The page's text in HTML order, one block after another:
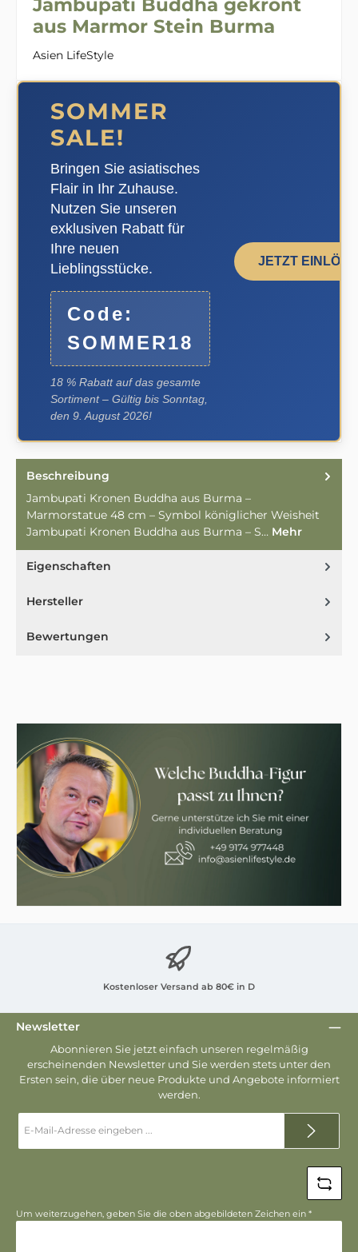
Jambupati Buddha gekrönt
aus Marmor Stein Burma
Asien LifeStyle
SOMMER
SALE!
Bringen Sie asiatisches
Flair in Ihr Zuhause.
Nutzen Sie unseren
exklusiven Rabatt für
Ihre neuen
Lieblingsstücke.
Code:
SOMMER18
18 % Rabatt auf das gesamte
Sortiment – Gültig bis Sonntag,
den 9. August 2026!
JETZT
Beschreibung
Jambupati Kronen Buddha aus Burma –
Marmorstatue 48 cm – Symbol königlicher Weisheit
Jambupati Kronen Buddha aus Burma – S… Mehr
Eigenschaften
Hersteller
Bewertungen
Kostenloser Versand ab 80€ in D
Newsletter
Abonnieren Sie jetzt einfach unseren regelmäßig
erscheinenden Newsletter und Sie werden stets unter den
Ersten sein, die über neue Produkte und Angebote informiert
werden.
Mail-
Adresse
Um weiterzugehen, geben Sie die oben abgebildeten Zeichen ein *